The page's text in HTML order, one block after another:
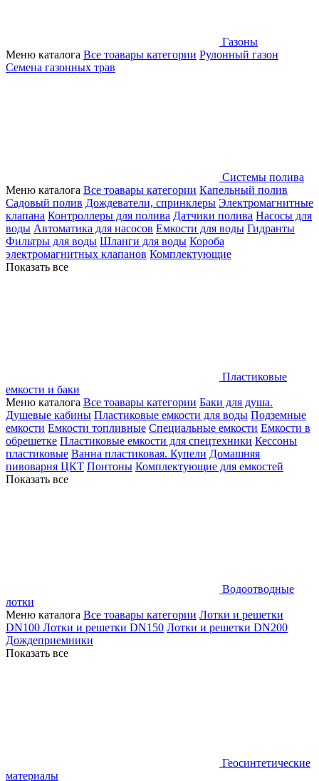
Газоны
Меню каталога Все тоавары категории Рулонный газон
Семена газонных трав
Системы полива
Меню каталога Все тоавары категории Капельный полив
Садовый полив Дождеватели, спринклеры Электромагнитные
клапана Контроллеры для полива Датчики полива Насосы для
воды Автоматика для насосов Емкости для воды Гидранты
Фильтры для воды Шланги для воды Короба
электромагнитных клапанов Комплектующие
Показать все
Пластиковые
емкости и баки
Меню каталога Все тоавары категории Баки для душа.
Душевые кабины Пластиковые емкости для воды Подземные
емкости Емкости топливные Специальные емкости Емкости в
обрешетке Пластиковые емкости для спецтехники Кессоны
пластиковые Ванна пластиковая. Купели Домашняя
пивоварня ЦКТ Понтоны Комплектующие для емкостей
Показать все
Водоотводные
лотки
Меню каталога Все тоавары категории Лотки и решетки
DN100 Лотки и решетки DN150 Лотки и решетки DN200
Дождеприемники
Показать все
Геосинтетические
материалы